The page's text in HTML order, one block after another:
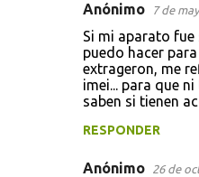
Anónimo 7 de
Si mi aparato
puedo hacer
extrageron, me
imei... para que
saben si tienen
RESPONDER
Anónimo 26 de